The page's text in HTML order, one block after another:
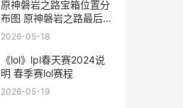
原神磐岩之路宝箱位置分
布图 原神磐岩之路最后一
个宝箱
2026-05-18
《lol》lpl春天赛2024说
明 春季赛lol赛程
2026-05-19